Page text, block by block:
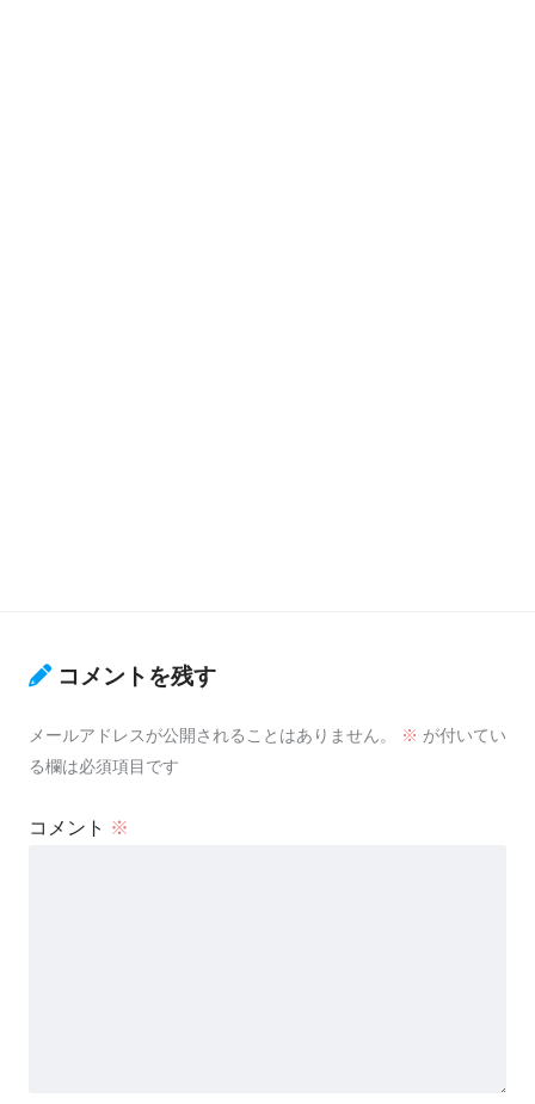
コメントを残す
メールアドレスが公開されることはありません。 ※ が付いてい
る欄は必須項目です
コメント ※